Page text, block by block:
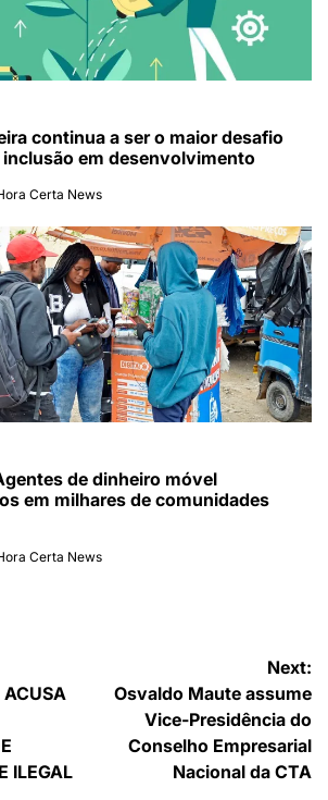
continua a ser o maior desafio
em desenvolvimento
Certa News
de dinheiro móvel
em milhares de comunidades
Certa News
ACUSA
ILEGAL
Next:
Osvaldo Maute assume
Vice-Presidência do
Conselho Empresarial
Nacional da CTA